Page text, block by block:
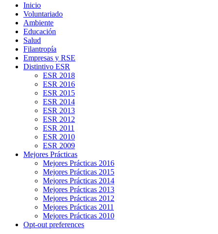
Inicio
Voluntariado
Ambiente
Educación
Salud
Filantropía
Empresas y RSE
Distintivo ESR
ESR 2018
ESR 2016
ESR 2015
ESR 2014
ESR 2013
ESR 2012
ESR 2011
ESR 2010
ESR 2009
Mejores Prácticas
Mejores Prácticas 2016
Mejores Prácticas 2015
Mejores Prácticas 2014
Mejores Prácticas 2013
Mejores Prácticas 2012
Mejores Prácticas 2011
Mejores Prácticas 2010
Opt-out preferences